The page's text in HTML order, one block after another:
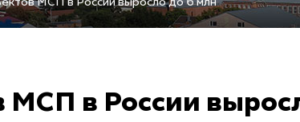
МСП в России выросло до 6 млн
МСП в России